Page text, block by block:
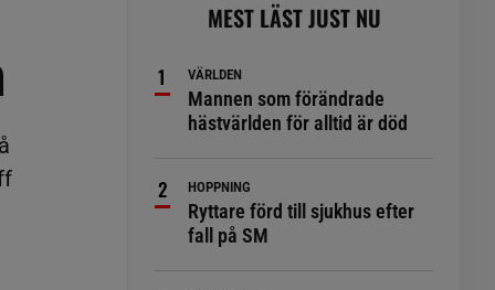
MEST LÄST JUST NU
VÄRLDEN
Mannen som förändrade
hästvärlden för alltid är död
HOPPNING
Ryttare förd till sjukhus efter
fall på SM